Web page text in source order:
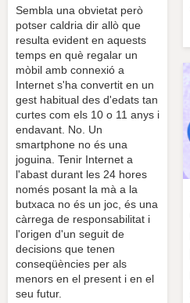
Sembla una obvietat però
potser caldria dir allò que
resulta evident en aquests
temps en què regalar un
mòbil amb connexió a
Internet s'ha convertit en un
gest habitual des d'edats tan
curtes com els 10 o 11 anys i
endavant. No. Un
smartphone no és una
joguina. Tenir Internet a
l'abast durant les 24 hores
només posant la mà a la
butxaca no és un joc, és una
càrrega de responsabilitat i
l'origen d'un seguit de
decisions que tenen
conseqüències per als
menors en el present i en el
seu futur.